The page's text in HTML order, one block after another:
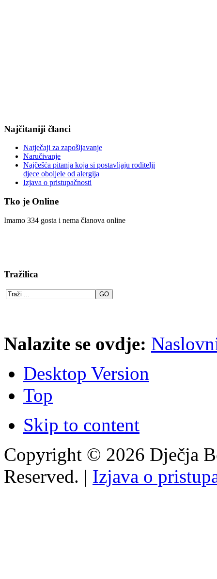
Najčitaniji članci
Natječaji za zapošljavanje
Naručivanje
Najčešća pitanja koja si postavljaju roditelji
djece oboljele od alergija
Izjava o pristupačnosti
Tko je Online
Imamo 334 gosta i nema članova online
Tražilica
Nalazite se ovdje:
Desktop Version
Top
Skip to content
Copyright © 2026 Dječja
Reserved. | Izjava o